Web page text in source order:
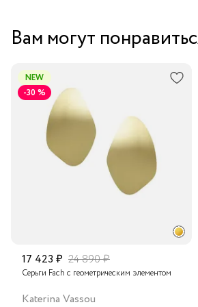
Вам могут
NEW
-30 %
17 423 ₽ 24 890 ₽
Серьги Fach с геометрическим элементом
Katerina Vassou